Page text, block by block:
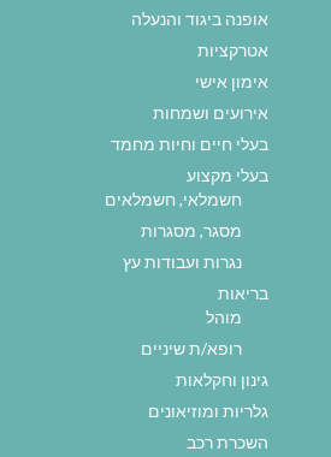
אופנה ביגוד והנעלה
אטרקציות
אימון אישי
אירועים ושמחות
בעלי חיים וחיות מחמד
בעלי מקצוע
חשמלאי, חשמלאים
מסגר, מסגרות
נגרות ועבודות עץ
בריאות
מוהל
רופא/ת שיניים
גינון וחקלאות
גלריות ומוזיאונים
השכרת רכב